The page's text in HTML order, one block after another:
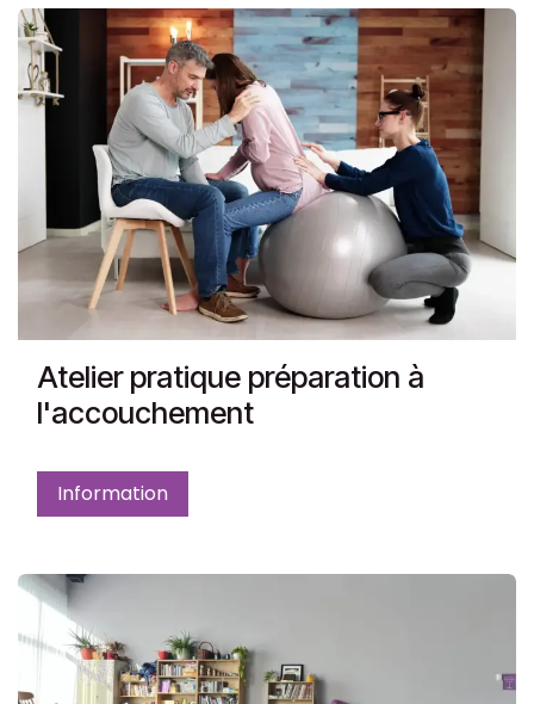
Atelier pratique préparation à
l'accouchement
Information